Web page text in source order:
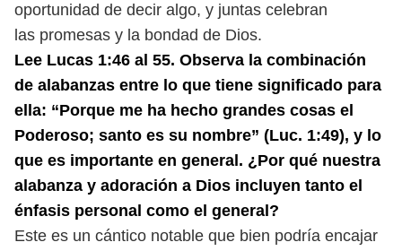
oportunidad de decir algo, y juntas celebran
las promesas y la bondad de Dios.
Lee Lucas 1:46 al 55. Observa la combinación
de alabanzas entre lo que tiene significado para
ella: “Porque me ha hecho grandes cosas el
Poderoso; santo es su nombre” (Luc. 1:49), y lo
que es importante en general. ¿Por qué nuestra
alabanza y adoración a Dios incluyen tanto el
énfasis personal como el general?
Este es un cántico notable que bien podría encajar